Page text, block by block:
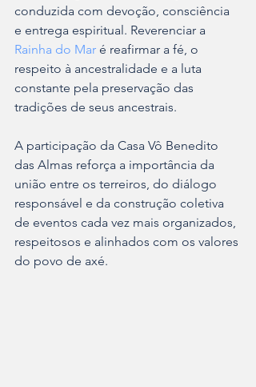
conduzida com devoção, consciência
e entrega espiritual. Reverenciar a
Rainha do Mar é reafirmar a fé, o
respeito à ancestralidade e a luta
constante pela preservação das
tradições de seus ancestrais.
A participação da Casa Vô Benedito
das Almas reforça a importância da
união entre os terreiros, do diálogo
responsável e da construção coletiva
de eventos cada vez mais organizados,
respeitosos e alinhados com os valores
do povo de axé.